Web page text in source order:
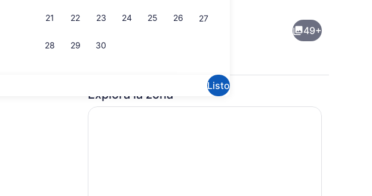
21 22 23 24 25 26 27
28 29 30
Listo
49+
Explora la zona